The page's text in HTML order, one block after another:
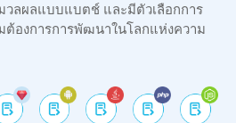
วลผลแบบแบตช์ และมีตัวเลือกการ
องการการพัฒนาในโลกแห่งความ